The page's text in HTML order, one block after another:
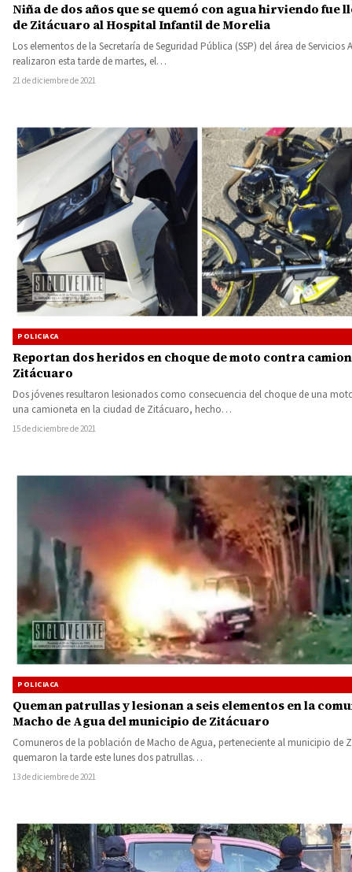
Niña de dos años que se quemó con agua hirviendo fue
de Zitácuaro al Hospital Infantil de Morelia
Los elementos de la Secretaría de Seguridad Pública (SSP) del área de Servicios
realizaron esta tarde de martes, el…
21 de diciembre de 2021
POLICIACA
Reportan dos heridos en choque de moto contra
Zitácuaro
Dos jóvenes resultaron lesionados como consecuencia del choque de una
una camioneta en la ciudad de Zitácuaro, hecho…
15 de diciembre de 2021
POLICIACA
Queman patrullas y lesionan a seis elementos en la
Macho de Agua del municipio de Zitácuaro
Comuneros de la población de Macho de Agua, perteneciente al municipio de
quemaron la tarde este lunes dos patrullas…
13 de diciembre de 2021